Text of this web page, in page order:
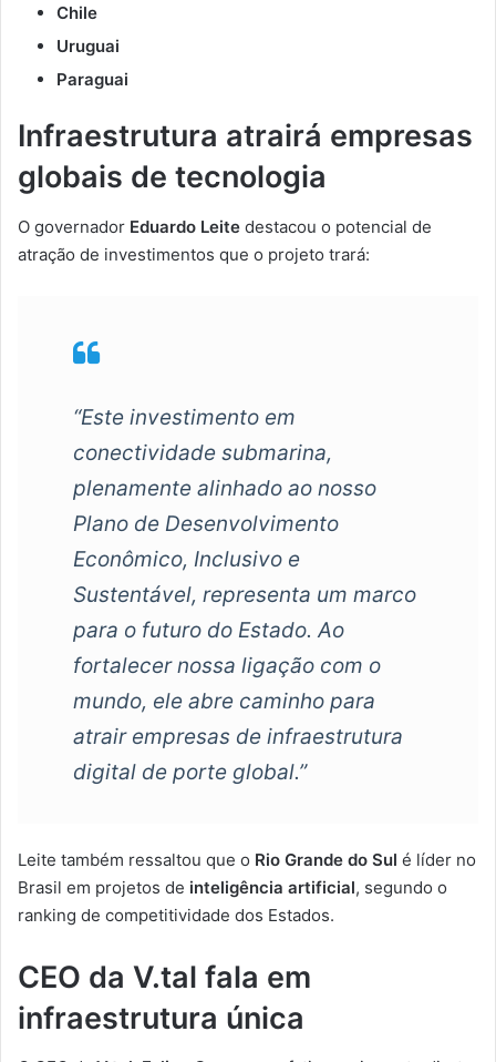
Chile
Uruguai
Paraguai
Infraestrutura atrairá empresas
globais de tecnologia
O governador Eduardo Leite destacou o potencial de
atração de investimentos que o projeto trará:
“Este investimento em
conectividade submarina,
plenamente alinhado ao nosso
Plano de Desenvolvimento
Econômico, Inclusivo e
Sustentável, representa um marco
para o futuro do Estado. Ao
fortalecer nossa ligação com o
mundo, ele abre caminho para
atrair empresas de infraestrutura
digital de porte global.”
Leite também ressaltou que o Rio Grande do Sul é líder no
Brasil em projetos de inteligência artificial, segundo o
ranking de competitividade dos Estados.
CEO da V.tal fala em
infraestrutura única